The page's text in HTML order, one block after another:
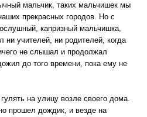
мальчик, таких мальчишек мы
прекрасных городов. Но с
капризный мальчишка,
ни учителей, ни родителей, когда
не слышал и продолжал
до того времени, пока ему не
на улицу возле своего дома.
прошел дождик, и везде на